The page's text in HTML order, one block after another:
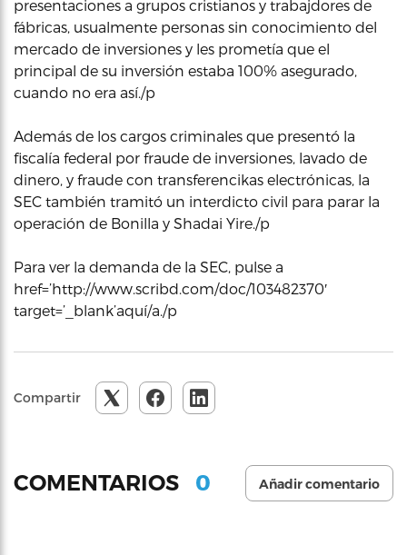
presentaciones a grupos cristianos y trabajdores de
fábricas, usualmente personas sin conocimiento del
mercado de inversiones y les prometía que el
principal de su inversión estaba 100% asegurado,
cuando no era así./p
Además de los cargos criminales que presentó la
fiscalía federal por fraude de inversiones, lavado de
dinero, y fraude con transferencikas electrónicas, la
SEC también tramitó un interdicto civil para parar la
operación de Bonilla y Shadai Yire./p
Para ver la demanda de la SEC, pulse a
href=’http://www.scribd.com/doc/103482370′
target=’_blank’aquí/a./p
Compartir
COMENTARIOS 0 Añadir comentario